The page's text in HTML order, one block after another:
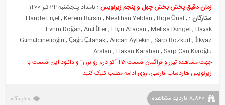
زمان دقیق پخش بخش چهل و پنجم زیرنویس : بامداد پنجشنبه 24 تیر 1400
ستارگان :
Hande Erçel , Kerem Bürsin , Neslihan Yeldan , Bige Önal ,
Evrim Doğan, Anıl İlter, Elçin Afacan , Melisa Döngel , Başak
Gümülcinelioğlu , Çağrı Çıtanak, Alican Aytekin , Sarp Bozkurt, İlkyaz
Arslan , Hakan Karahan , Sarp Can Köroğlu
جهت مشاهده تیزر و فراگمان قسمت 45 “تو درم رو بزن” و دانلود این قسمت با
زیرنویس هاردساب فارسی، روی ادامه مطلب کلیک کنید.
8,860 بازدید مشاهده 0 دیدگاه